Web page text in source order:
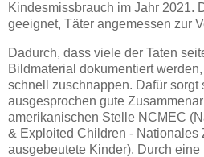
Kindesmissbrauch im Jahr 2021.
geeignet, Täter angemessen zur
Dadurch, dass viele der Taten
Bildmaterial dokumentiert
schnell zuschnappen. Dafür sorgt
ausgesprochen gute
amerikanischen Stelle NCMEC
& Exploited Children - Nationales
ausgebeutete Kinder). Durch